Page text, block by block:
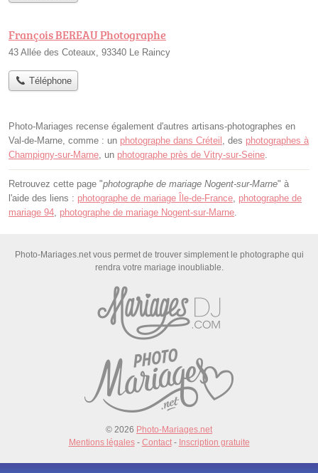
François BEREAU Photographe
43 Allée des Coteaux, 93340 Le Raincy
Téléphone
Photo-Mariages recense également d'autres artisans-photographes en
Val-de-Marne, comme : un photographe dans Créteil , des photographes à
Champigny-sur-Marne , un photographe près de Vitry-sur-Seine
Retrouvez cette page "photographe de mariage Nogent-sur-Marne" à
l'aide des liens : photographe de mariage Île-de-France photographe de
mariage 94 photographe de mariage Nogent-sur-Marne
Photo-Mariages.net vous permet de trouver simplement le photographe qui
rendra votre mariage inoubliable.
© 2026 Photo-Mariages.net
Mentions légales- Contact- Inscription gratuite